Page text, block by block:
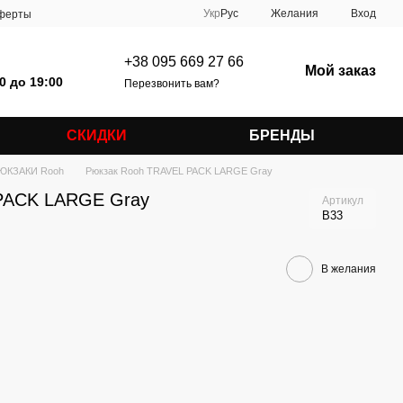
Укр Рус Желания Вход
до 19:00
+38 095 669 27 66
Перезвонить вам?
Мой заказ
СКИДКИ БРЕНДЫ
Rooh Рюкзак Rooh TRAVEL PACK LARGE Gray
LARGE Gray Артикул
B33
В желания